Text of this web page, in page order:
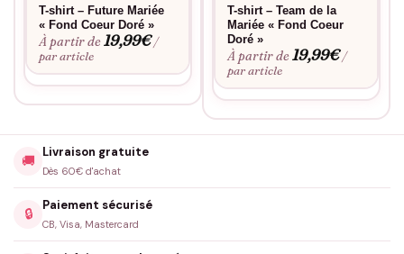
T-shirt – Future Mariée
« Fond Coeur Doré »
À partir de19,99€ /
par article
T-shirt – Team de la
Mariée « Fond Coeur
Doré »
À partir de19,99€ /
par article
🚚
Livraison gratuite
Dès 60€ d'achat
🔒
Paiement sécurisé
CB, Visa, Mastercard